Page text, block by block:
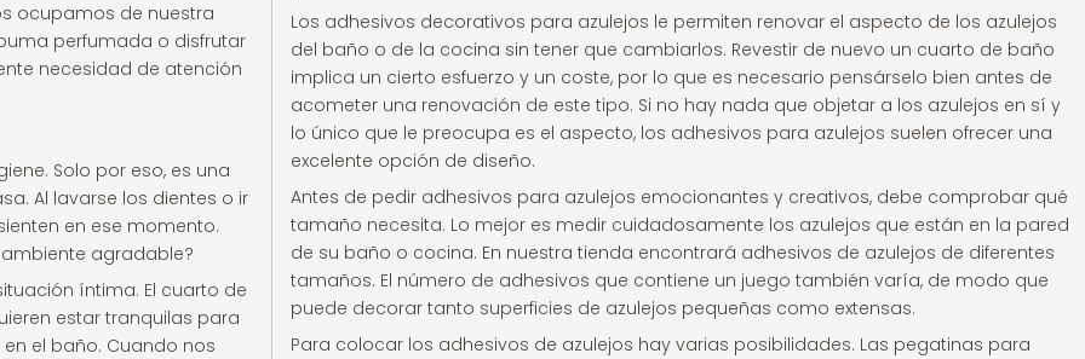
ocupamos de nuestra
perfumada o disfrutar
necesidad de atención
Solo por eso, es una
Al lavarse los dientes o ir
en ese momento.
agradable?
íntima. El cuarto de
estar tranquilas para
el baño. Cuando nos
Los adhesivos decorativos para azulejos le permiten renovar el aspecto de los azulejos
del baño o de la cocina sin tener que cambiarlos. Revestir de nuevo un cuarto de baño
implica un cierto esfuerzo y un coste, por lo que es necesario pensárselo bien antes de
acometer una renovación de este tipo. Si no hay nada que objetar a los azulejos en sí y
lo único que le preocupa es el aspecto, los adhesivos para azulejos suelen ofrecer una
excelente opción de diseño.
Antes de pedir adhesivos para azulejos emocionantes y creativos, debe comprobar qué
tamaño necesita. Lo mejor es medir cuidadosamente los azulejos que están en la pared
de su baño o cocina. En nuestra tienda encontrará adhesivos de azulejos de diferentes
tamaños. El número de adhesivos que contiene un juego también varía, de modo que
puede decorar tanto superficies de azulejos pequeñas como extensas.
Para colocar los adhesivos de azulejos hay varias posibilidades. Las pegatinas para